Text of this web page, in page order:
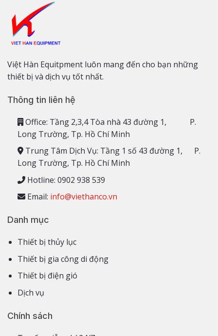
Việt Hàn Equitpment luôn mang đến cho bạn những
thiết bị và dịch vụ tốt nhất.
Thông tin liên hệ
Office: Tầng 2,3,4 Tòa nhà 43 đường 1, P.
Long Trường, Tp. Hồ Chí Minh
Trung Tâm Dịch Vụ: Tầng 1 số 43 đường 1, P.
Long Trường, Tp. Hồ Chí Minh
Hotline: 0902 938 539
Email: info@viethanco.vn
Danh mục
Thiết bị thủy lục
Thiết bị gia công di động
Thiết bị điện gió
Dịch vụ
Chính sách